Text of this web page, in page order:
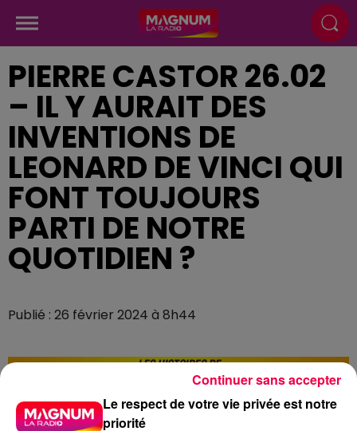
PIERRE CASTOR 26.02
– IL Y AURAIT DES
INVENTIONS DE
LEONARD DE VINCI QUI
FONT TOUJOURS
PARTI DE NOTRE
QUOTIDIEN ?
Publié : 26 février 2024 à 8h44
Le respect de votre vie privée est notre
priorité
Continuer sans accepter